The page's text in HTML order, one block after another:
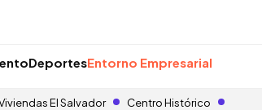
DeportesEntorno Empresarial
El Salvador Centro Histórico